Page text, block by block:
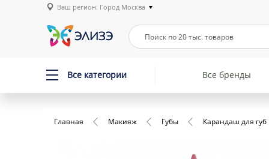
Ваш регион: Город Москва
Все категории Все бренды
Главная Макияж Губы Карандаш для губ